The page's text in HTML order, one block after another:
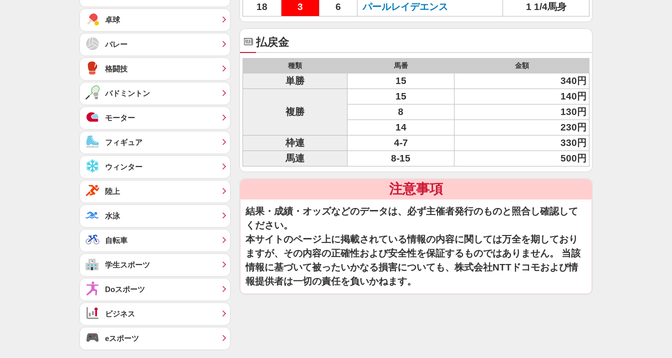
18
3 6 パールレイデエンス 1 1/4馬身
払戻金
種類 馬番 金額
単勝 15 340円
複勝
15
140円
8
130円
14
230円
枠連
4-7
330円
馬連
8-15 500円
注意事項
結果・成績・オッズなどのデータは、必ず主催者発行のものと照合し確認して
ください。
本サイトのページ上に掲載されている情報の内容に関しては万全を期しており
ますが、その内容の正確性および安全性を保証するものではありません。 当該
情報に基づいて被ったいかなる損害についても、株式会社NTTドコモおよび情
報提供者は一切の責任を負いかねます。
卓球
バレー
格闘技
バドミントン
モーター
フィギュア
ウィンター
陸上
水泳
自転車
学生スポーツ
Doスポーツ
ビジネス
eスポーツ